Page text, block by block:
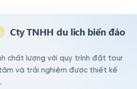
Cty TNHH du lich biển đảo
chất lượng với quy trình đặt tour
và trải nghiệm được thiết kế